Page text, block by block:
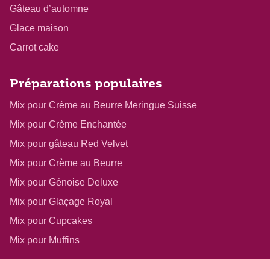
Gâteau d’automne
Glace maison
Carrot cake
Préparations populaires
Mix pour Crème au Beurre Meringue Suisse
Mix pour Crème Enchantée
Mix pour gâteau Red Velvet
Mix pour Crème au Beurre
Mix pour Génoise Deluxe
Mix pour Glaçage Royal
Mix pour Cupcakes
Mix pour Muffins